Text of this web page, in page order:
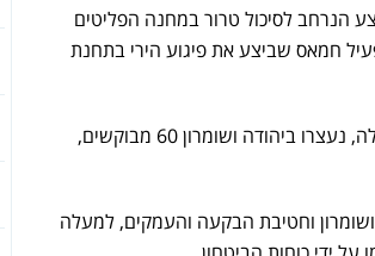
הסתיים המבצע הנרחב לסיכול טרור במחנה הפליטים
חמאס שביצע את פיגוע הירי בתחנת
בתום מבצע מעצרים נרחב לסיכול טרור והחרמת אמצעי לחימה הלילה, נעצרו ביהודה ושומרון 60 מבוקשים,
אוגדת יהודה ושומרון וחטיבת הבקעה והעמקים, למעלה